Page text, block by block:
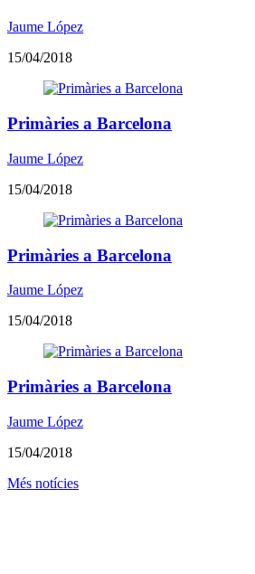
Jaume López
15/04/2018
Primàries a Barcelona
Jaume López
15/04/2018
Primàries a Barcelona
Jaume López
15/04/2018
Primàries a Barcelona
Jaume López
15/04/2018
Més notícies